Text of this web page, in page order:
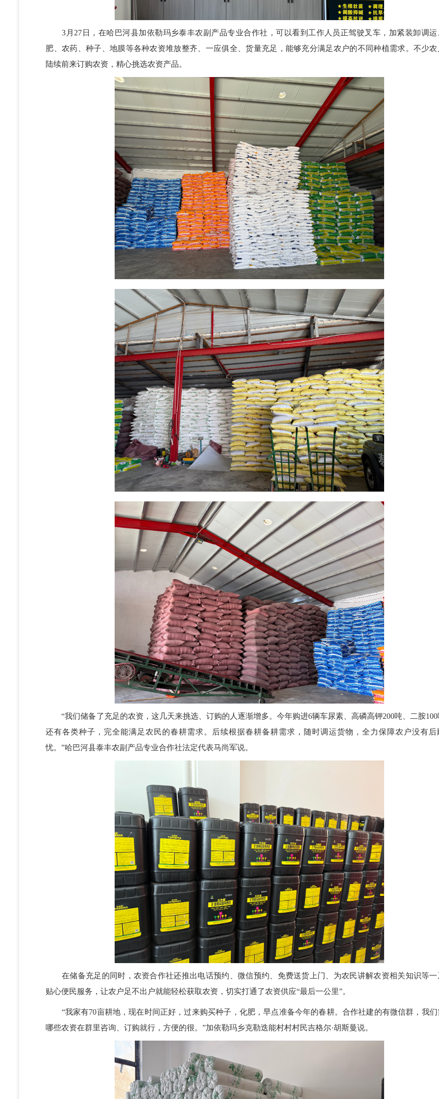
3月27日，在哈巴河县加依勒玛乡泰丰农副产品专业合作社，可以看到工作人员正驾驶叉车，加紧装卸调运
肥、农药、种子、地膜等各种农资堆放整齐、一应俱全、货量充足，能够充分满足农户的不同种植需求。不少农
陆续前来订购农资，精心挑选农资产品。
“我们储备了充足的农资，这几天来挑选、订购的人逐渐增多。今年购进6辆车尿素、高磷高钾200吨、二胺100
还有各类种子，完全能满足农民的春耕需求。后续根据春耕备耕需求，随时调运货物，全力保障农户没有后
忧。”哈巴河县泰丰农副产品专业合作社法定代表马尚军说。
在储备充足的同时，农资合作社还推出电话预约、微信预约、免费送货上门、为农民讲解农资相关知识等一
贴心便民服务，让农户足不出户就能轻松获取农资，切实打通了农资供应“最后一公里”。
“我家有70亩耕地，现在时间正好，过来购买种子，化肥，早点准备今年的春耕。合作社建的有微信群，我们
哪些农资在群里咨询、订购就行，方便的很。”加依勒玛乡克勒迭能村村村民吉格尔·胡斯曼说。